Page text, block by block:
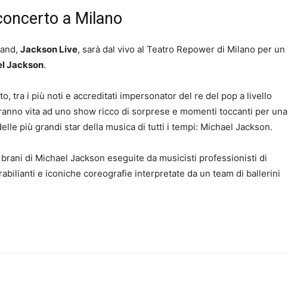
a Milano
Jackson Live, sarà dal vivo al Teatro Repower di Milano per un
Jackson.
tra i più noti e accreditati impersonator del re del pop a livello
vita ad uno show ricco di sorprese e momenti toccanti per una
più grandi star della musica di tutti i tempi: Michael Jackson.
di Michael Jackson eseguite da musicisti professionisti di
e iconiche coreografie interpretate da un team di ballerini